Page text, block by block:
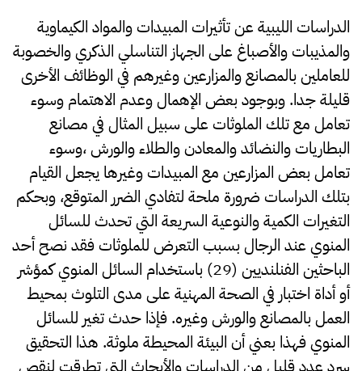
الدراسات الليبية عن تأثيرات المبيدات والمواد الكيماوية
والمذيبات والأصباغ على الجهاز التناسلي الذكري والخصوبة
للعاملين بالمصانع والمزارعين وغيرهم في الوظائف الأخرى
قليلة جدا. وبوجود بعض الإهمال وعدم الاهتمام وسوء
تعامل مع تلك الملوثات على سبيل المثال في مصانع
البطاريات والنضائد والمعادن والطلاء والورش ،وسوء
تعامل بعض المزارعين مع المبيدات وغيرها يجعل القيام
بتلك الدراسات ضرورة ملحة لتفادي الضرر المتوقع، وبحكم
التغيرات الكمية والنوعية السريعة التي تحدث للسائل
المنوي عند الرجال بسبب التعرض للملوثات فقد نصح أحد
الباحثين الفنلنديين (29) باستخدام السائل المنوي كمؤشر
أو أداة اختبار في الصحة المهنية على مدى التلوث بمحيط
العمل بالمصانع والورش وغيره. فإذا حدث تغير للسائل
المنوي فهذا بعني أن البيئة المحيطة ملوثة. هذا التحقيق